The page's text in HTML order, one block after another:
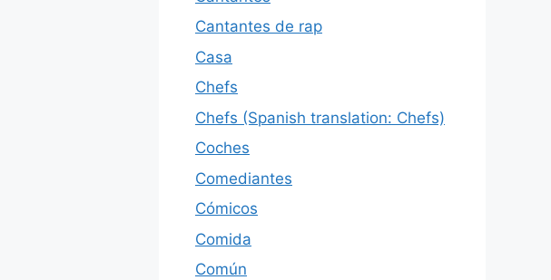
Cantantes de rap
Casa
Chefs
Chefs (Spanish translation: Chefs)
Coches
Comediantes
Cómicos
Comida
Común